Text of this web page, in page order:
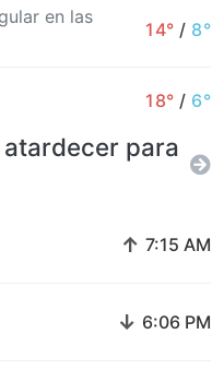
en las
14° / 8°
18° / 6°
para
↑ 7:15 AM
↓ 6:06 PM